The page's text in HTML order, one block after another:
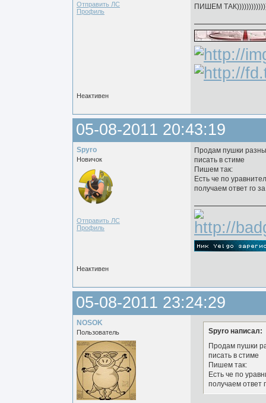
Отправить ЛС
Профиль
ПИШЕМ
Неактивен
05-08-2011 20:43:19
Spyro
Новичок
Отправить ЛС
Профиль
Продам пушки
писать в стиме
Пишем так:
Есть че по
получаем ответ го
Неактивен
05-08-2011 23:24:29
NOSOK
Пользователь
Spyro написал:
Продам пушки
писать в стиме
Пишем так:
Есть че по
получаем ответ